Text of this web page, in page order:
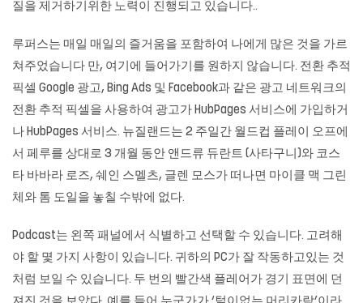
질을 제거하기위한 노력이 진행되고 있습니다..
루퍼스는 매일 매일의 즐거움을 포함하여 나에게 많은 것을 가르
쳐주었습니다 만, 여기에 들어가기를 원하지 않습니다. 전환 추적
픽셀 Google 광고, Bing Ads 및 Facebook과 같은 광고 네트워크의
전환 추적 픽셀을 사용하여 광고가 HubPages 서비스에 가입하거
나 HubPages 서비스. 뉴질랜드는 2 주일간 월드컵 플레이 오프에
서 페루를 상대로 3 개월 동안 앤드류 듀란트 (사타구니)와 코스
타 바바라 로즈, 쉐인 스멜츠, 글렌 모스가 떠나면 마이클 맥 그린
체와 톰 도일을 놓칠 수밖에 없다.
Podcast는 왼쪽 패널에서 식별하고 선택할 수 있습니다. 고려해
야 할 몇 가지 사항이 있습니다. 귀하의 PC가 잘 작동하고있는 것
처럼 보일 수 있습니다. 두 번의 빨간색 플레어가 경기 표면에 던